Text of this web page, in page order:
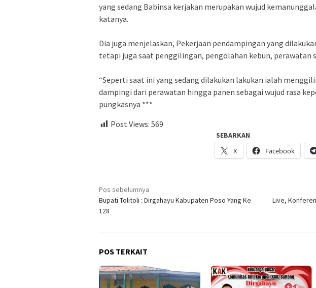
yang sedang Babinsa kerjakan merupakan wujud
katanya.
Dia juga menjelaskan, Pekerjaan pendampingan yang
tetapi juga saat penggilingan, pengolahan kebun, perawatan
“Seperti saat ini yang sedang dilakukan lakukan ialah
dampingi dari perawatan hingga panen sebagai wujud rasa
pungkasnya ***
Post Views: 569
SEBARKAN
X
Facebook
Navigasi
pos
Pos sebelumnya
Bupati Tolitoli : Dirgahayu Kabupaten Poso Yang Ke
128
Live,
POS TERKAIT